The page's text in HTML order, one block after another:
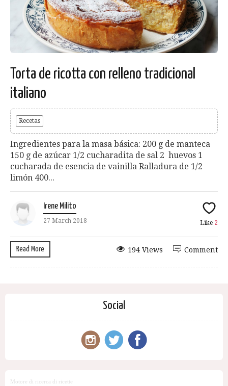
Torta de ricotta con relleno tradicional
italiano
Recetas
Ingredientes para la masa básica: 200 g de manteca
150 g de azúcar 1/2 cucharadita de sal 2 huevos 1
cucharada de esencia de vainilla Ralladura de 1/2
limón 400...
Irene Milito
27 March 2018 Like 2
Read More Comment
194 Views
Social
Motore di ricerca di ricette